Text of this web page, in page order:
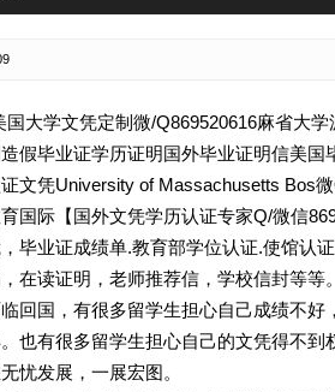
国大学文凭定制微/Q869520616麻省大
假毕业证学历证明国外毕业证明信美
文凭University of Massachusetts Bos
国际【国外文凭学历认证专家Q/微信
毕业证成绩单.教育部学位认证.使馆认
在读证明，老师推荐信，学校信封等等
回国，有很多留学生担心自己成绩不
也有很多留学生担心自己的文凭得不
忧发展，一展宏图。